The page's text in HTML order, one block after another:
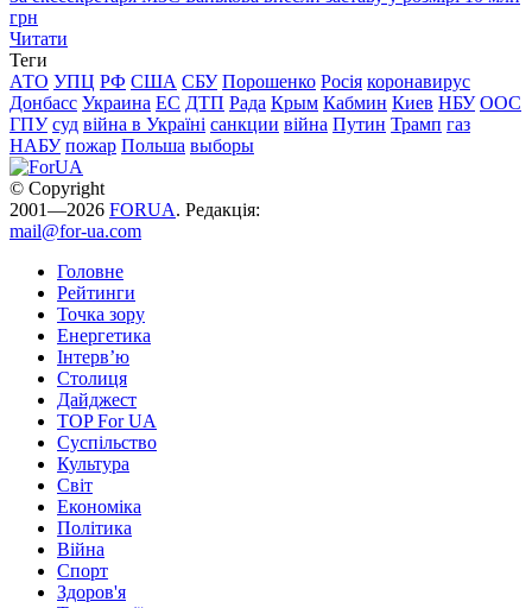
грн
Читати
Теги
АТО УПЦ РФ США СБУ Порошенко Росія коронавирус
Донбасс Украина ЕС ДТП Рада Крым Кабмин Киев НБУ ООС
ГПУ суд війна в Україні санкции війна Путин Трамп газ
НАБУ пожар Польша выборы
© Copyright
2001—2026 FORUA. Редакція:
mail@for-ua.com
Головне
Рейтинги
Точка зору
Енергетика
Інтерв’ю
Столиця
Дайджест
TOP For UA
Суспiльство
Культура
Світ
Економіка
Політика
Війна
Спорт
Здоров'я